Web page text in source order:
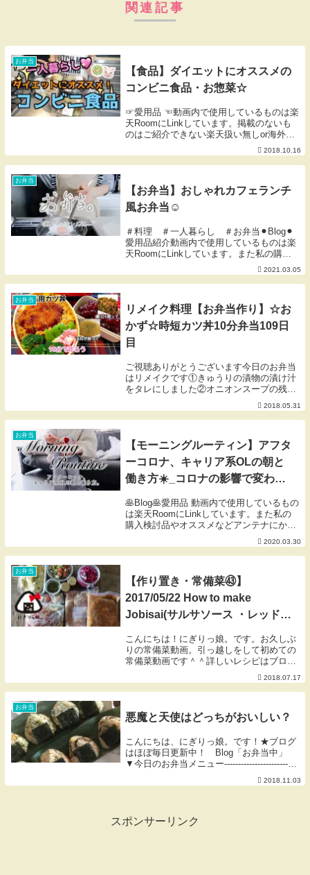
関連記事
お弁当
【食品】ダイエットにオススメの
コンビニ食品・お惣菜☆
☞愛用品 ☜動画内で使用しているものは楽
天RoomにLinkしています。掲載のないも
のはご紹介できない楽天扱い無しor海外製
品等です。※楽天Room内のコメントにも
対応しておりません。
2018.10.16
お弁当
【お弁当】おしゃれカフェランチ
風お弁当☺︎
＃料理 ＃一人暮らし ＃お弁当⚫︎Blog⚫︎
愛用品紹介動画内で使用しているものは楽
天RoomにLinkしています。また私の購入
検討品やオススメなどアンテナにかかった
ものをLinkしているお買い物メモでもあり
ます。ご活用いただけたら幸いです...
2021.03.05
お弁当
リメイク料理【お弁当作り】☆お
かず☆時短カツ丼10分弁当109日
目
ご視聴ありがとうございます今日のお弁当
はリメイクです①きゅうりの漬物の漬け汁
をタレにしました②オニオンスープの残り
の玉ねぎを使いました③夕食のとりおきの
カツを使いましたなので10分で完成ですき
ゅうりのキューちゃん風漬け物漬け汁を使
2018.05.31
お弁当
【モーニングルーティン】アフタ
ーコロナ、キャリア系OLの朝と
働き方☀️_コロナの影響で変わっ
イクアイテム、インテリアetc
🥞Blog🥞愛用品 動画内で使用しているもの
は楽天RoomにLinkしています。また私の
購入検討品やオススメなどアンテナにかか
ったものをLinkしているお買い物メモでも
あります。ご活用いただけたら幸いです🐰
※掲載のないものは楽天扱い無しor...
2020.03.30
お弁当
【作り置き・常備菜㊸】
2017/05/22 How to make
Jobisai(サルサソース ・レッドキ
ソース ・プルコギ)
こんにちは！にぎりっ娘。です。お久しぶ
りの常備菜動画。引っ越しをして初めての
常備菜動画です＾＾詳しいレシピはブログ
を参照してくださいね♪★ブログはほぼ毎
日更新中！ 「今週の常備菜！
2017/5/22」 Blog「お弁当中」 今
2018.07.17
お弁当
悪魔と天使はどっちがおいしい？
こんにちは、にぎりっ娘。です！★ブログ
はほぼ毎日更新中！ Blog「お弁当中」
▼今日のお弁当メニュー---------------------------
2018.11.03
スポンサーリンク